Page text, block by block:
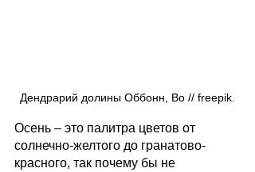
Дендрарий долины Оббонн, Во // freepik.
Осень – это палитра цветов от
солнечно-желтого до гранатово-
красного, так почему бы не